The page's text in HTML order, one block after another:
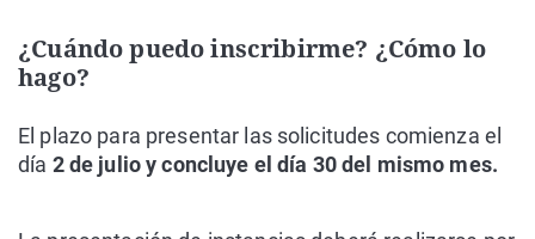
¿Cuándo puedo inscribirme? ¿Cómo lo
hago?
El plazo para presentar las solicitudes comienza el
día 2 de julio y concluye el día 30 del mismo mes.